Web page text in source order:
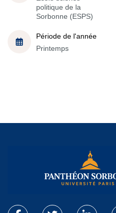
politique de la
Sorbonne (ESPS)
Période de l'année
Printemps